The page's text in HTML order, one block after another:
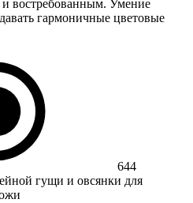
востребованным. Умение
гармоничные цветовые
644
гущи и овсянки для